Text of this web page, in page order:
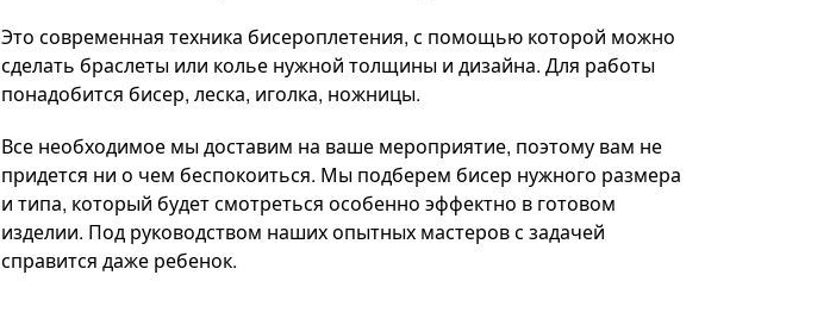
Это современная техника бисероплетения, с помощью которой можно
сделать браслеты или колье нужной толщины и дизайна. Для работы
понадобится бисер, леска, иголка, ножницы.
Все необходимое мы доставим на ваше мероприятие, поэтому вам не
придется ни о чем беспокоиться. Мы подберем бисер нужного размера
и типа, который будет смотреться особенно эффектно в готовом
изделии. Под руководством наших опытных мастеров с задачей
справится даже ребенок.